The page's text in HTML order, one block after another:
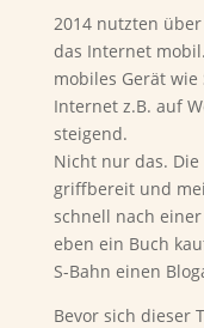
2014 nutzten über
das Internet
mobiles Gerät
Internet z.B. auf
steigend.
Nicht nur das.
griffbereit und
schnell nach
eben ein Buch
S-Bahn einen
Bevor sich dieser